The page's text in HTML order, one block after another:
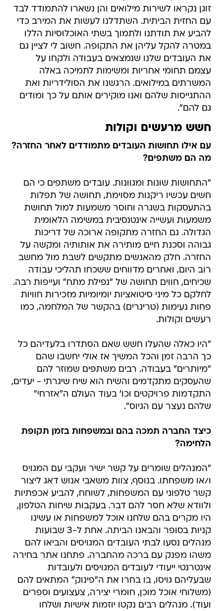
זוגן נקראו לשירות מילואים והן נשארו להתמודד לבד
עם החזית הביתית. השתדלנו לעשות את המירב כדי
להביע את תודתנו ולתמוך בשתי האוכלוסיות הללו
במטרה להקל עליהן את התקופה. חשוב לי לציין גם
את העובדים שלנו שנמצאים בעבודה ולקחו על
עצמם תחומי אחריות ומשימות לתמיכה באלה
המשרתים במילואים. הרגשנו את הסולידריות ואת
ההתגייסות שלהם ואנו מוקירים אותם על כך ומודים
גם להם".
חשש מרעשים וקולות
עם אילו תחושות העובדים מתמודדים לאחר החזרה?
מה הם משתפים?
"התחושות שונות ומגוונות. עובדים משתפים כי הם
חשים עכשיו ריקנות מסוימת, תחושה של תפלות
בהתעסקות בשגרה וחוסר משמעות למול תחושת
משמעות ועשייה אינטנסיבית במשימה הלאומית
הגדולה. גם החזרה מתקופה ארוכה של דריכות
גבוהה וסכנת חיים מותירה את אותותיה ומקשה על
החזרה. חלק מהאנשים מתקשים לשבת מול מחשב
רוב היום, ואחרים מדווחים ששכחו תהליכי עבודה
שכיחים, חווים תחושה של "נפילת מתח" ועייפות רבה.
לחלקם כל מיני סיטואציות יומיומיות מזכירות חוויות
פחות נעימות (טריגרים) בהקשר של המלחמה, כמו
רעשים וקולות.
"היו כאלה שהעלו חשש שאם הסתדרו בלעדיהם כל
כך הרבה זמן והכל המשיך אז אולי יחשבו שהם
"מיותרים" בעבודה. רבים משתפים שמוזר להם
שהעסקים מתקדמים והשיח הוא שיח שיגרתי - יעדים,
התקדמות פרויקטים וכו' בעוד העולם ה"אזרחי"
שלהם נעצר עם הגיוס".
כיצד החברה תמכה בהם ובמשפחות בזמן תקופת
הלחימה?
"המנהלים שומרים על קשר ישיר ועקבי עם המגויס
ו/או משפחתו. בנוסף, צוות משאבי אנוש דאג ליצור
קשר טלפוני עם המשפחות, לשוחח, להביע אכפתיות
ולוודא שלא חסר להם דבר. בעקבות שיחות הטלפון,
היו מקרים בהם שלחנו אוכל למשפחות או עשינו
קניות בסופר והבאנו הביתה. אחת ל-3 שבועות
מנהלים נסעו לבתי העובדים המגויסים והביאו להם
משהו מפנק עם ברכה מהחברה. פתחנו אתר בחירה
אינטרנטי ייעודי לעובדים המגויסים ולעובדות
שבעליהם גויסו, בו בחרו את ה"פינוק" המתאים להם
(משלוחי אוכל מוכן, חומרי יצירה, צעצועים וספרים
ועוד). מנהלים רבים נקטו יוזמות אישיות ושלחו